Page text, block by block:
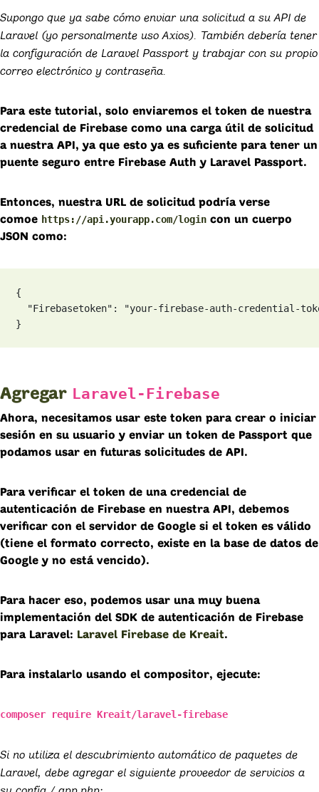
Supongo que ya sabe cómo enviar una solicitud a su API de
Laravel (yo personalmente uso Axios). También debería tener
la configuración de Laravel Passport y trabajar con su propio
correo electrónico y contraseña.
Para este tutorial, solo enviaremos el token de nuestra
credencial de Firebase como una carga útil de solicitud
a nuestra API, ya que esto ya es suficiente para tener un
puente seguro entre Firebase Auth y Laravel Passport.
Entonces, nuestra URL de solicitud podría verse
comoe https://api.yourapp.com/login con un cuerpo
JSON como:
{
"Firebasetoken": "your-firebase-auth-credential-
}
Agregar Laravel-Firebase
Ahora, necesitamos usar este token para crear o iniciar
sesión en su usuario y enviar un token de Passport que
podamos usar en futuras solicitudes de API.
Para verificar el token de una credencial de
autenticación de Firebase en nuestra API, debemos
verificar con el servidor de Google si el token es válido
(tiene el formato correcto, existe en la base de datos de
Google y no está vencido).
Para hacer eso, podemos usar una muy buena
implementación del SDK de autenticación de Firebase
para Laravel: Laravel Firebase de Kreait.
Para instalarlo usando el compositor, ejecute:
composer require Kreait/laravel-firebase
Si no utiliza el descubrimiento automático de paquetes de
Laravel, debe agregar el siguiente proveedor de servicios a